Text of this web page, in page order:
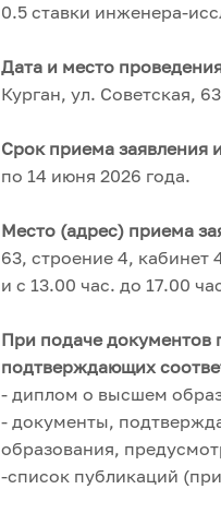
0.5 ставки инженера-
Дата и место
Курган, ул. Советская,
Срок приема заявления
по 14 июня 2026 года.
Место (адрес) приема
63, строение 4, кабинет
и с 13.00 час. до 17.00
При подаче документов
подтверждающих
- диплом о высшем
- документы,
образования,
-список публикаций